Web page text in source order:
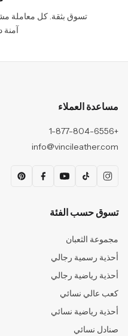
تسوق بثقة. كل معاملة
آمنة
مساعدة العملاء
+1-877-804-6556
info@vincileather.com
تسوق حسب الفئة
مجموعة الثعبان
أحذية رسمية رجالي
أحذية رياضية رجالي
كعب عالي نسائي
أحذية رياضية نسائي
صنادل نسائي